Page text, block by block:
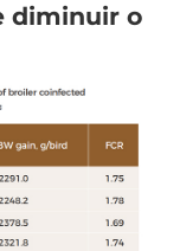
diminuir o